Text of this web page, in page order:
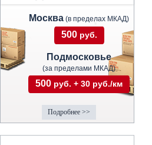
Москва (в пределах МКАД)
500 руб.
Подмосковье
(за пределами МКАД)
500 руб. + 30 руб./км
Подробнее >>